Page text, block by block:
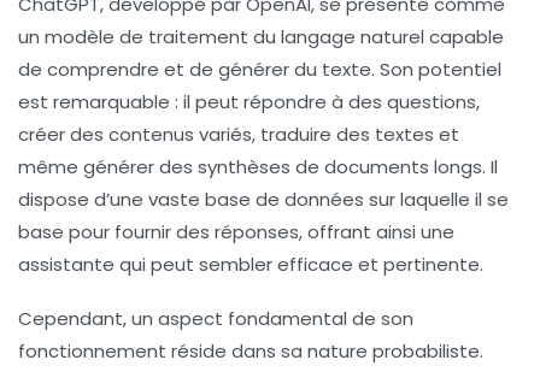
un modèle de traitement du langage naturel capable
de comprendre et de générer du texte. Son potentiel
est remarquable : il peut répondre à des questions,
créer des contenus variés, traduire des textes et
même générer des synthèses de documents longs. Il
dispose d’une vaste base de données sur laquelle il se
base pour fournir des réponses, offrant ainsi une
assistante qui peut sembler efficace et pertinente.
Cependant, un aspect fondamental de son
fonctionnement réside dans sa nature probabiliste.